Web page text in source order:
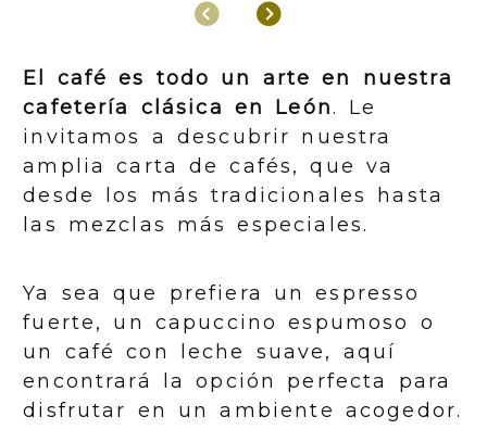
AnteriorSiguiente
El café es todo un arte en nuestra
cafetería clásica en León. Le
invitamos a descubrir nuestra
amplia carta de cafés, que va
desde los más tradicionales hasta
las mezclas más especiales.
Ya sea que prefiera un espresso
fuerte, un capuccino espumoso o
un café con leche suave, aquí
encontrará la opción perfecta para
disfrutar en un ambiente acogedor.